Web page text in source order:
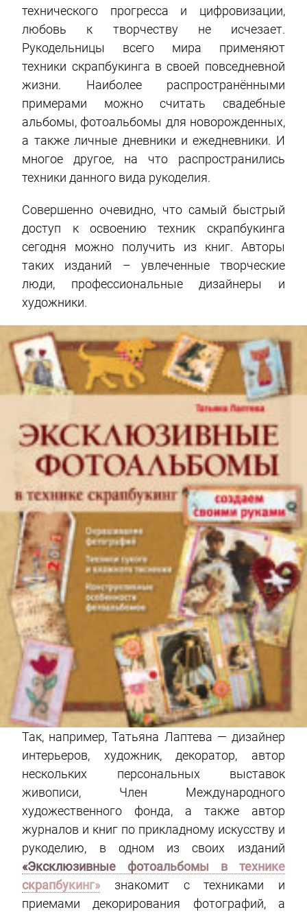
технического прогресса и цифровизации,
любовь к творчеству не исчезает.
Рукодельницы всего мира применяют
техники скрапбукинга в своей повседневной
жизни. Наиболее распространёнными
примерами можно считать свадебные
альбомы, фотоальбомы для новорожденных,
а также личные дневники и ежедневники. И
многое другое, на что распространились
техники данного вида рукоделия.
Совершенно очевидно, что самый быстрый
доступ к освоению техник скрапбукинга
сегодня можно получить из книг. Авторы
таких изданий – увлеченные творческие
люди, профессиональные дизайнеры и
художники.
Так, например, Татьяна Лаптева — дизайнер
интерьеров, художник, декоратор, автор
нескольких персональных выставок
живописи, Член Международного
художественного фонда, а также автор
журналов и книг по прикладному искусству и
рукоделию, в одном из своих изданий
«Эксклюзивные фотоальбомы в технике
скрапбукинг» знакомит с техниками и
приемами декорирования фотографий, а